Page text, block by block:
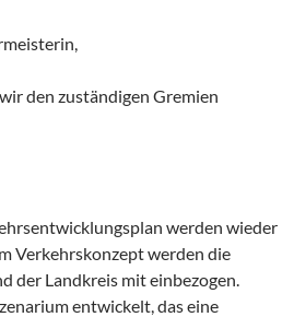
den zuständigen Gremien
werden wieder
Verkehrskonzept werden die
der Landkreis mit einbezogen.
entwickelt, das eine